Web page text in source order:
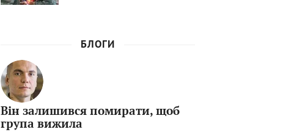
БЛОГИ
Він залишився помирати, щоб
група вижила